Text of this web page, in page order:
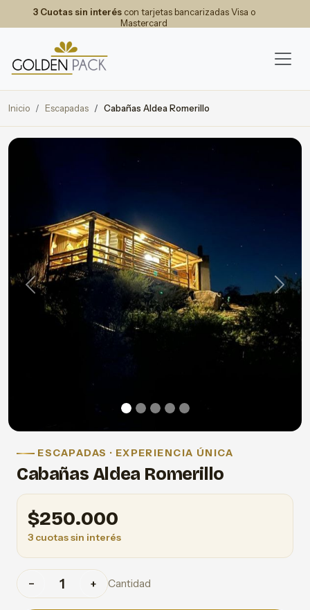
3 Cuotas sin interéscon tarjetas bancarizadas Visa o
Mastercard
Inicio Escapadas Cabañas Aldea Romerillo
Previous Next
ESCAPADAS · EXPERIENCIA ÚNICA
Cabañas Aldea Romerillo
$250.000
3 cuotas sin interés
− + Cantidad